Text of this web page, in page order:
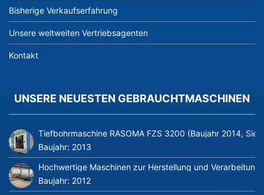
Bisherige Verkaufserfahrung
Unsere weltweiten Vertriebsagenten
Kontakt
UNSERE NEUESTEN GEBRAUCHTMASCHINEN
Tiefbohrmaschine RASOMA FZS 3200 (Baujahr 2014,
Baujahr: 2013
Hochwertige Maschinen zur Herstellung und
Baujahr: 2012